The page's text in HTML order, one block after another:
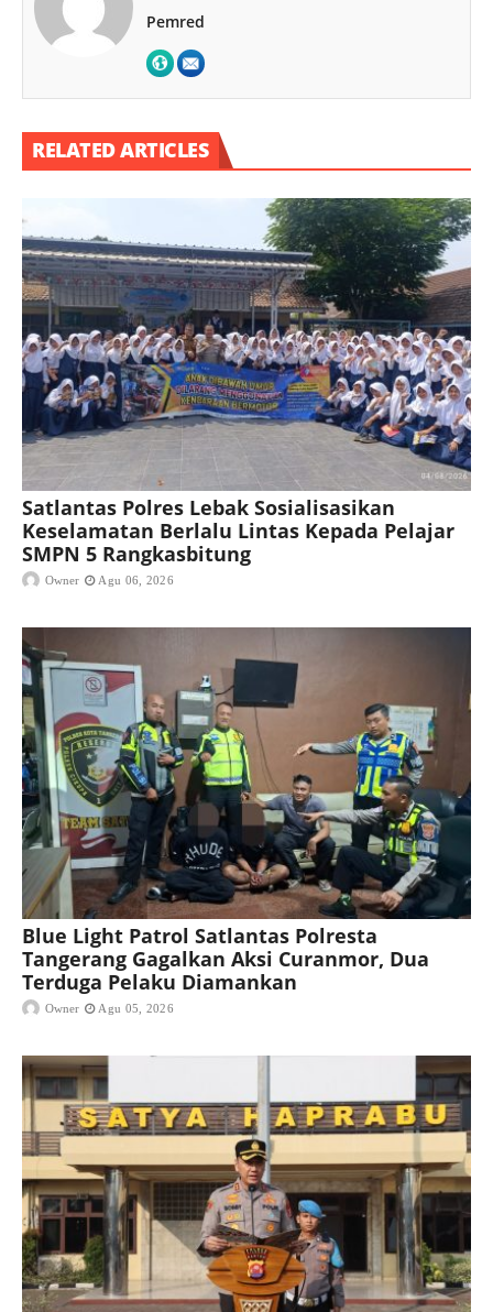
Pemred
RELATED ARTICLES
Satlantas Polres Lebak Sosialisasikan
Keselamatan Berlalu Lintas Kepada Pelajar
SMPN 5 Rangkasbitung
Owner Agu 06, 2026
Blue Light Patrol Satlantas Polresta
Tangerang Gagalkan Aksi Curanmor, Dua
Terduga Pelaku Diamankan
Owner Agu 05, 2026